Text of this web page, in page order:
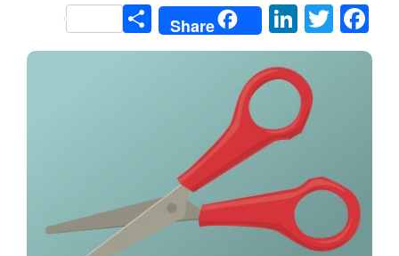
Facebook
Twitter
LinkedIn
Share
Share